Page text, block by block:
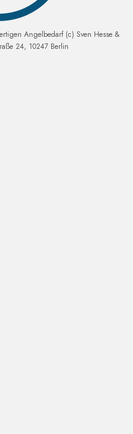
Angelbedarf (c) Sven Hesse &
24, 10247 Berlin